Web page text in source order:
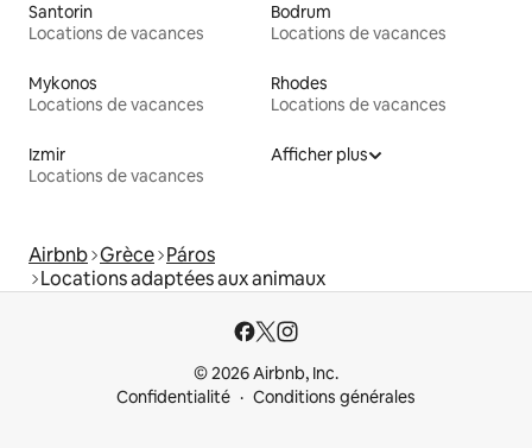
Santorin
Locations de vacances
Bodrum
Locations de vacances
Mykonos
Locations de vacances
Rhodes
Locations de vacances
Izmir
Locations de vacances
Afficher plus
Airbnb Grèce Páros
Locations adaptées aux animaux
© 2026 Airbnb, Inc.
Confidentialité
Conditions générales